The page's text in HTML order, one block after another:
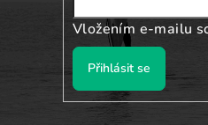
Vložením e-mailu
Přihlásit se